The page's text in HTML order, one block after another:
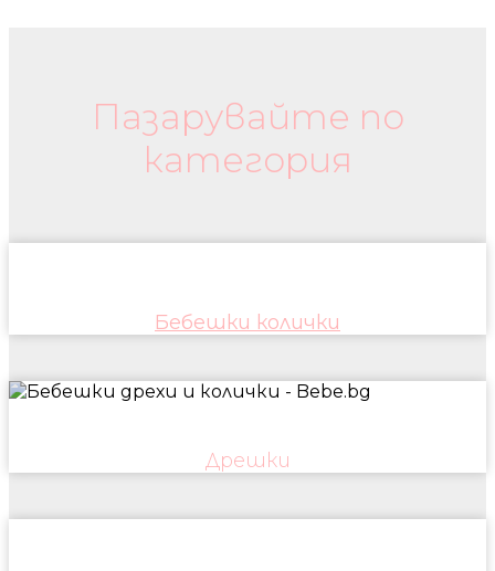
Пазарувайте по
категория
Бебешки колички
Дрешки